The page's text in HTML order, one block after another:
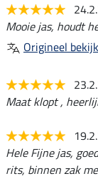
Mooie jas, houdt
Origineel
Maat klopt ,
Hele Fijne jas,
rits, binnen zak